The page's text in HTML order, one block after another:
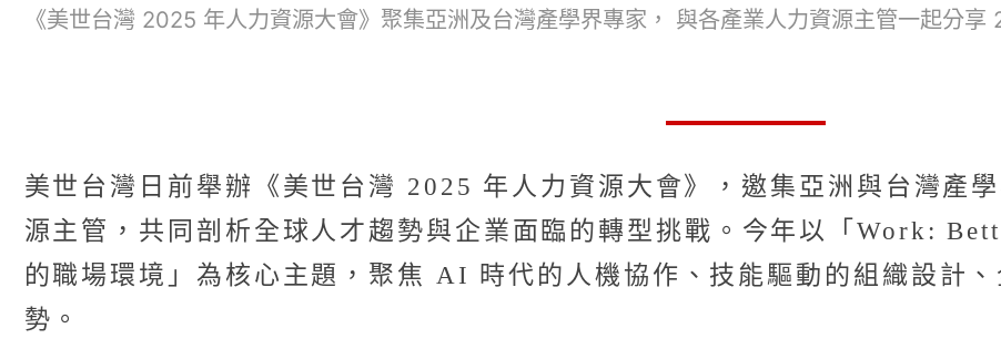
《美世台灣 2025 年人力資源大會》聚集亞洲及台灣產學界專家， 與各產業人力資源主管一起分
美世台灣日前舉辦《美世台灣 2025 年人力資源大會》，邀集亞洲與台灣產
源主管，共同剖析全球人才趨勢與企業面臨的轉型挑戰。今年以「Work:
的職場環境」為核心主題，聚焦 AI 時代的人機協作、技能驅動的組織設計
勢。